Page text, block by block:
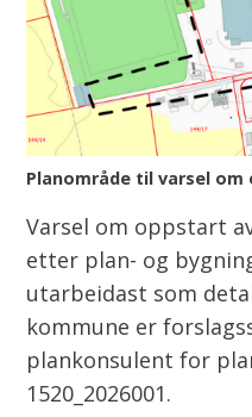
Planområde til varsel om
Varsel om oppstart
etter plan- og
utarbeidast som
kommune er
plankonsulent for
1520_2026001.